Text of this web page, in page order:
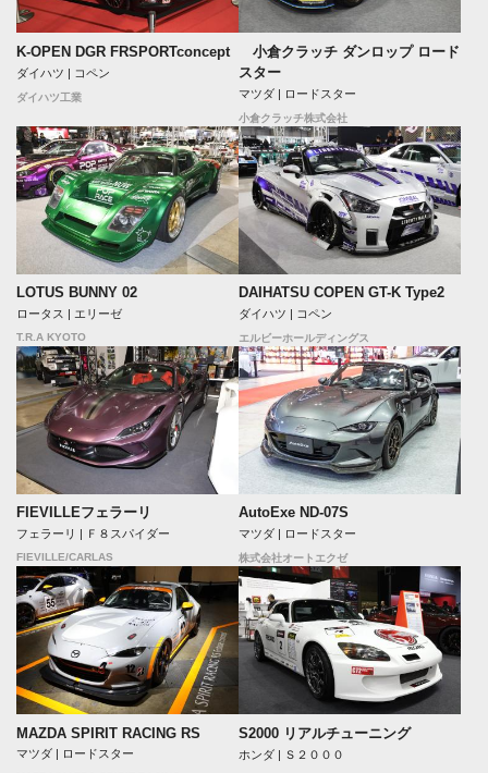
K-OPEN DGR FRSPORTconcept
ダイハツ | コペン
ダイハツ工業
小倉クラッチ ダンロップ ロード
スター
マツダ | ロードスター
小倉クラッチ株式会社
LOTUS BUNNY 02
ロータス | エリーゼ
T.R.A KYOTO
DAIHATSU COPEN GT-K Type2
ダイハツ | コペン
エルビーホールディングス
FIEVILLEフェラーリ
フェラーリ | Ｆ８スパイダー
FIEVILLE/CARLAS
AutoExe ND-07S
マツダ | ロードスター
株式会社オートエクゼ
MAZDA SPIRIT RACING RS
マツダ | ロードスター
S2000 リアルチューニング
ホンダ | Ｓ２０００